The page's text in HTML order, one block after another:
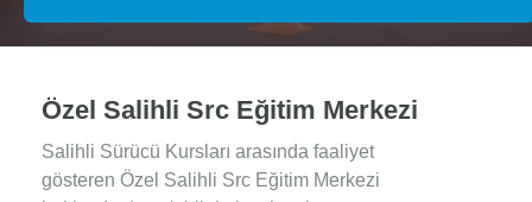
Özel Salihli Src Eğitim Merkezi
Salihli Sürücü Kursları arasında faaliyet
gösteren Özel Salihli Src Eğitim Merkezi